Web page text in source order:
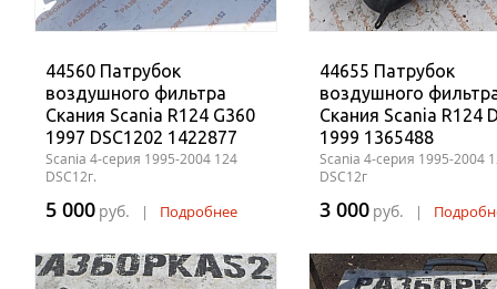
44560 Патрубок
воздушного фильтра
Скания Scania R124 G360
1997 DSC1202 1422877
Scania 4-серия 1995-2004 124
DSC12г.
5 000 руб. | Подробнее
44655 Патрубок
воздушного
Скания Scania R124
1999 1365488
Scania 4-серия 1995-2004
DSC12г
3 000 руб. |